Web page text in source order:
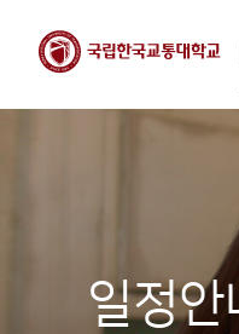
한국교통대학
대학일자
일정안